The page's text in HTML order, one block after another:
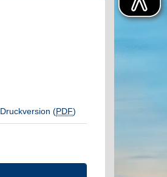
Druckversion (PDF)